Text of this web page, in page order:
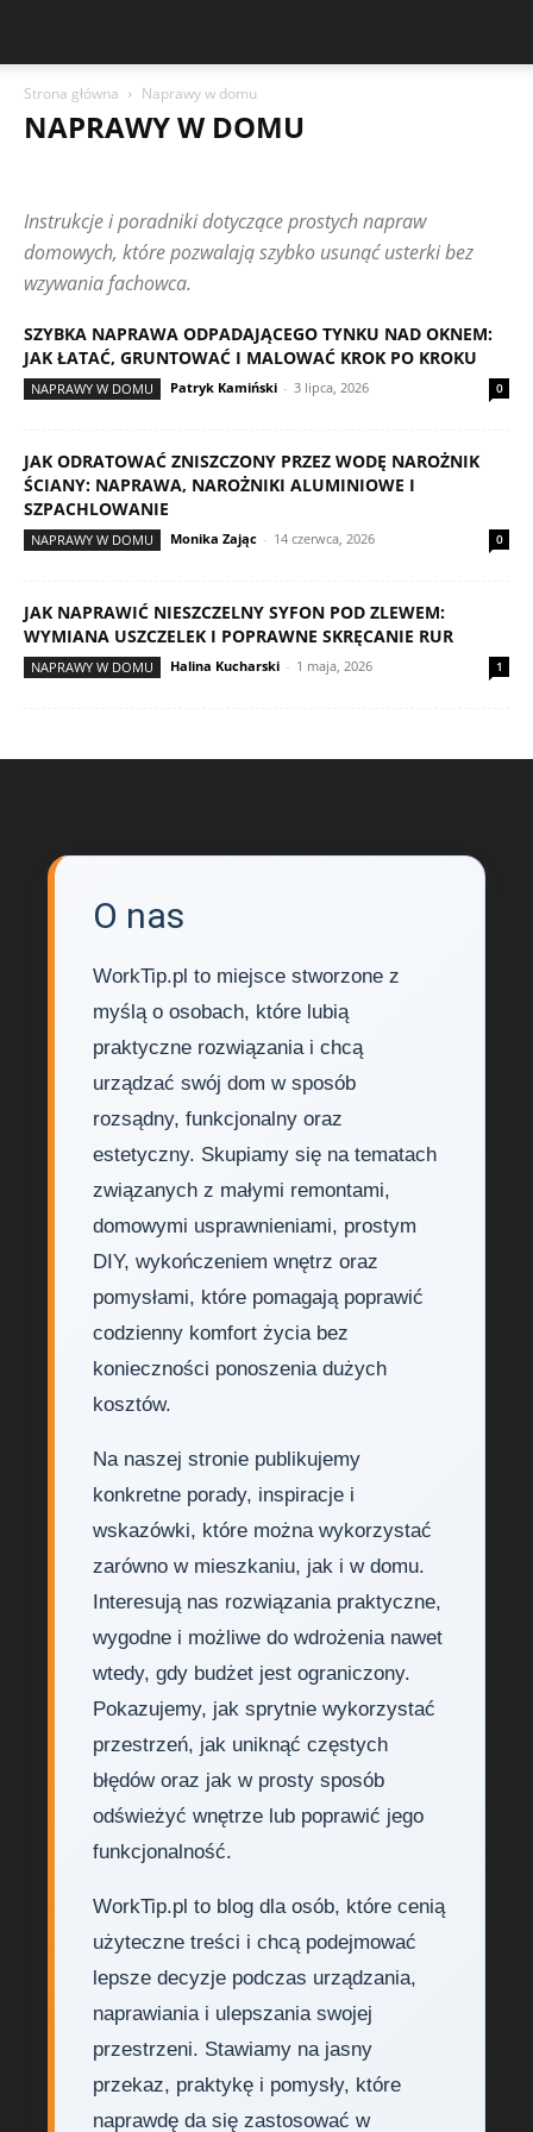
Strona główna Naprawy w domu
NAPRAWY W DOMU
MAŁE PRZESTRZENIE
MAŁE REMONTY
NAPRAWY W DOMU
OŚWIETLENIE
PORZĄDKI I PIELĘGNACJA DOMU
PRZECHOWYWANIE I ORGANIZACJA
SYPIALNIA
URZĄDZANIE MIESZKANIA
Instrukcje i poradniki dotyczące prostych napraw
domowych, które pozwalają szybko usunąć usterki bez
wzywania fachowca.
SZYBKA NAPRAWA ODPADAJĄCEGO TYNKU NAD OKNEM:
JAK ŁATAĆ, GRUNTOWAĆ I MALOWAĆ KROK PO KROKU
NAPRAWY W DOMU Patryk Kamiński - 3 lipca, 2026 0
JAK ODRATOWAĆ ZNISZCZONY PRZEZ WODĘ NAROŻNIK
ŚCIANY: NAPRAWA, NAROŻNIKI ALUMINIOWE I
SZPACHLOWANIE
NAPRAWY W DOMU Monika Zając - 14 czerwca, 2026 0
JAK NAPRAWIĆ NIESZCZELNY SYFON POD ZLEWEM:
WYMIANA USZCZELEK I POPRAWNE SKRĘCANIE RUR
NAPRAWY W DOMU Halina Kucharski - 1 maja, 2026 1
O nas
WorkTip.pl to miejsce stworzone z
myślą o osobach, które lubią
praktyczne rozwiązania i chcą
urządzać swój dom w sposób
rozsądny, funkcjonalny oraz
estetyczny. Skupiamy się na tematach
związanych z małymi remontami,
domowymi usprawnieniami, prostym
DIY, wykończeniem wnętrz oraz
pomysłami, które pomagają poprawić
codzienny komfort życia bez
konieczności ponoszenia dużych
kosztów.
Na naszej stronie publikujemy
konkretne porady, inspiracje i
wskazówki, które można wykorzystać
zarówno w mieszkaniu, jak i w domu.
Interesują nas rozwiązania praktyczne,
wygodne i możliwe do wdrożenia nawet
wtedy, gdy budżet jest ograniczony.
Pokazujemy, jak sprytnie wykorzystać
przestrzeń, jak uniknąć częstych
błędów oraz jak w prosty sposób
odświeżyć wnętrze lub poprawić jego
funkcjonalność.
WorkTip.pl to blog dla osób, które cenią
użyteczne treści i chcą podejmować
lepsze decyzje podczas urządzania,
naprawiania i ulepszania swojej
przestrzeni. Stawiamy na jasny
przekaz, praktykę i pomysły, które
naprawdę da się zastosować w